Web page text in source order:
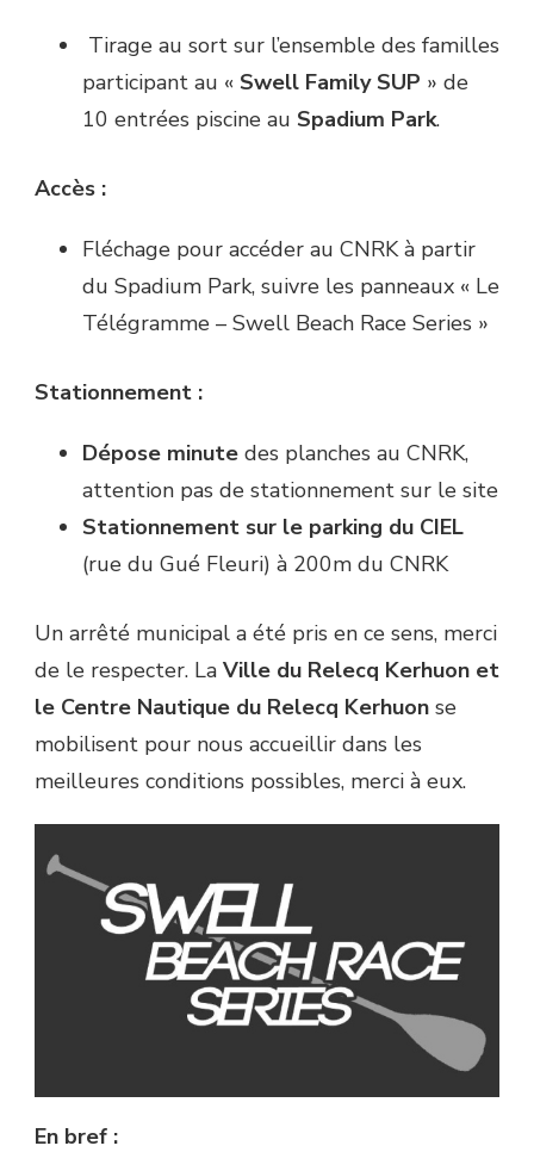
Tirage au sort sur l’ensemble des familles
participant au « Swell Family SUP » de
10 entrées piscine au Spadium Park.
Accès :
Fléchage pour accéder au CNRK à partir
du Spadium Park, suivre les panneaux « Le
Télégramme – Swell Beach Race Series »
Stationnement :
Dépose minute des planches au CNRK,
attention pas de stationnement sur le site
Stationnement sur le parking du CIEL
(rue du Gué Fleuri) à 200m du CNRK
Un arrêté municipal a été pris en ce sens, merci
de le respecter. La Ville du Relecq Kerhuon et
le Centre Nautique du Relecq Kerhuon se
mobilisent pour nous accueillir dans les
meilleures conditions possibles, merci à eux.
En bref :